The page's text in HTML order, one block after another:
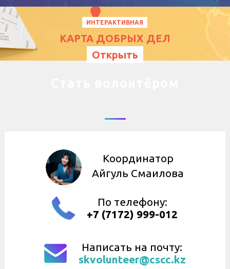
ИНТЕРАКТИВНАЯ
КАРТА ДОБРЫХ ДЕЛ
Открыть
Координатор
Айгуль Смаилова
По телефону:
+7 (7172) 999-012
Написать на почту:
skvolunteer@cscc.kz